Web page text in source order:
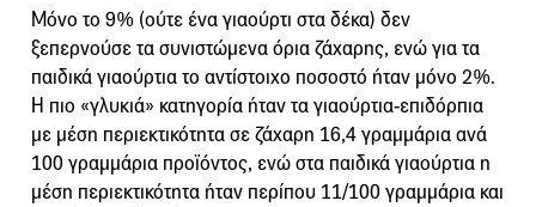
Μόνο το 9% (ούτε ένα γιαούρτι στα δέκα) δεν
ξεπερνούσε τα συνιστώμενα όρια ζάχαρης, ενώ για τα
παιδικά γιαούρτια το αντίστοιχο ποσοστό ήταν μόνο 2%.
Η πιο «γλυκιά» κατηγορία ήταν τα γιαούρτια-επιδόρπια
με μέση περιεκτικότητα σε ζάχαρη 16,4 γραμμάρια ανά
100 γραμμάρια προϊόντος, ενώ στα παιδικά γιαούρτια η
μέση περιεκτικότητα ήταν περίπου 11/100 γραμμάρια και